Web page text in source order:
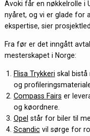
Avoki får en nøkkelrolle i
nyåret, og vi er glade for
ekspertise, sier
Fra før er det inngått
mesterskapet i Norge:
Flisa Trykkeri skal bistå
og
Compass Fairs er
og køordnere.
Opel står for biler til
Scandicvil sørge for